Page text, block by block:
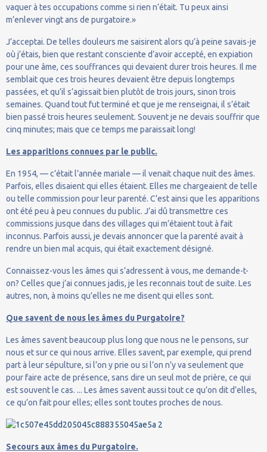
vaquer à tes occupations comme si rien n’était. Tu peux ainsi
m’enlever vingt ans de purgatoire.»
J’acceptai. De telles douleurs me saisirent alors qu’à peine savais-je
où j’étais, bien que restant consciente d’avoir accepté, en expiation
pour une âme, ces souffrances qui devaient durer trois heures. Il me
semblait que ces trois heures devaient être depuis longtemps
passées, et qu’il s’agissait bien plutôt de trois jours, sinon trois
semaines. Quand tout fut terminé et que je me renseignai, il s’était
bien passé trois heures seulement. Souvent je ne devais souffrir que
cinq minutes; mais que ce temps me paraissait long!
Les apparitions connues par le public.
En 1954, — c’était l’année mariale — il venait chaque nuit des âmes.
Parfois, elles disaient qui elles étaient. Elles me chargeaient de telle
ou telle commission pour leur parenté. C’est ainsi que les apparitions
ont été peu à peu connues du public. J’ai dû transmettre ces
commissions jusque dans des villages qui m’étaient tout à fait
inconnus. Parfois aussi, je devais annoncer que la parenté avait à
rendre un bien mal acquis, qui était exactement désigné.
Connaissez-vous les âmes qui s’adressent à vous, me demande-t-
on? Celles que j’ai connues jadis, je les reconnais tout de suite. Les
autres, non, à moins qu’elles ne me disent qui elles sont.
Que savent de nous les âmes du Purgatoire?
Les âmes savent beaucoup plus long que nous ne le pensons, sur
nous et sur ce qui nous arrive. Elles savent, par exemple, qui prend
part à leur sépulture, si l’on y prie ou si l’on n’y va seulement que
pour faire acte de présence, sans dire un seul mot de prière, ce qui
est souvent le cas. ... Les âmes savent aussi tout ce qu’on dit d’elles,
ce qu’on fait pour elles; elles sont toutes proches de nous.
Secours aux âmes du Purgatoire.